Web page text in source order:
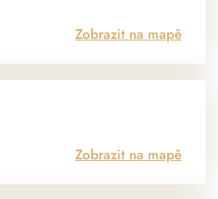
Zobrazit na mapě
Zobrazit na mapě